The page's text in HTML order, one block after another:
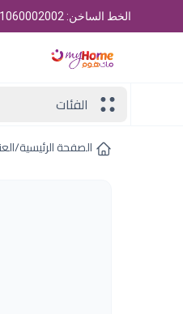
الخط الساخن: 01060002002
الفئات
الصفحة الرئيسية/